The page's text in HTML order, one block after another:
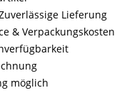
Lieferung
& Verpackungskosten
möglich